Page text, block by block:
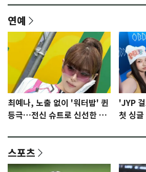
연예
최예나, 노출 없이 '워터밤' 퀸
등극…전신 슈트로 신선한 충
'JYP
첫 싱
스포츠